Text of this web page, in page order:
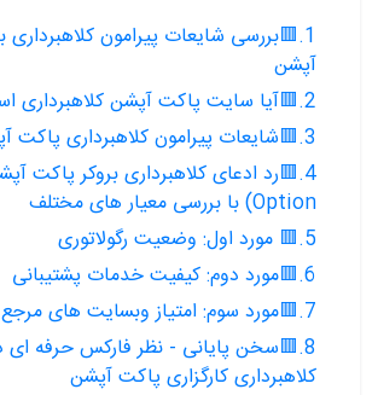
1.🟥بررسی شایعات پیرامون کلاهبرداری
آپشن
2.🟥آیا سایت پاکت آپشن کلاهبرداری است؟
3.🟥شایعات پیرامون کلاهبرداری پاکت آپشن
Option) با بررسی معیار های مختلف
5.🟥 مورد اول: وضعیت رگولاتوری
6.🟥مورد دوم: کیفیت خدمات پشتیبانی
7.🟥مورد سوم: امتیاز وبسایت های مرجع خارجی
8.🟥سخن پایانی - نظر فارکس حرفه ای
کلاهبرداری کارگزاری پاکت آپشن